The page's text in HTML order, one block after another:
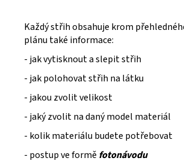
Každý střih obsahuje krom
plánu také informace:
- jak vytisknout a slepit střih
- jak polohovat střih na látku
- jakou zvolit velikost
- jaký zvolit na daný model materiál
- kolik materiálu budete potřebovat
- postup ve formě fotonávodu